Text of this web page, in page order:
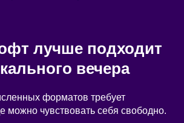
лучше подходит
вечера
форматов требует
можно чувствовать себя свободно.